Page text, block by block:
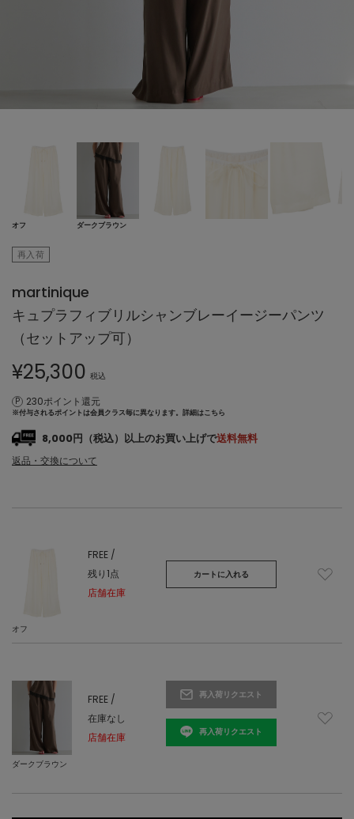
オフ ダークブラウン
再入荷
martinique
キュプラフィブリルシャンブレーイージーパンツ
（セットアップ可）
¥25,300 税込
230ポイント還元
※付与されるポイントは会員クラス毎に異なります。 詳細はこちら
8,000円（税込）以上のお買い上げで送料無料
返品・交換について
オフ
FREE /
残り1点
店舗在庫
カートに入れる
ダークブラウン
FREE /
在庫なし
店舗在庫
再入荷リクエスト
再入荷リクエスト